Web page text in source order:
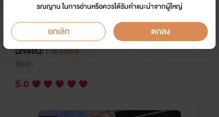
Loop tie คนโหดโหมดกลัวเมีย อ่าน
ฟรี (มีE-book)
นักเขียน:Fairydark
อีโรติก
5.0
รณญาน ในการอ่านหรือควรได้รับคำแนะนำจากผู้ใหญ่
ยกเลิก ตกลง